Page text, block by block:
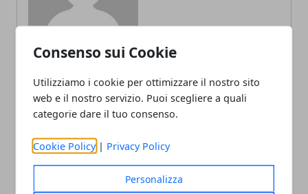
Consenso sui Cookie
Utilizziamo i cookie per ottimizzare il nostro sito
web e il nostro servizio. Puoi scegliere a quali
categorie dare il tuo consenso.
Cookie Policy | Privacy Policy
Personalizza
ARTICOLI CORRELATI